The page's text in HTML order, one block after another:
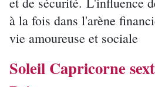
à la fois dans l'arène
vie amoureuse et sociale
Soleil Capricorne